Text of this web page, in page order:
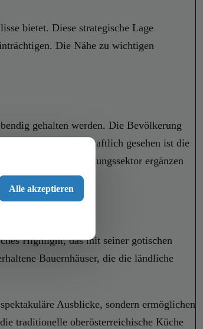
bietet. Diese strategische Lage
Die Nähe zu wichtigen
gehalten werden. Die Bevölkerung
zu stärken. Wirtschaftlich gesehen ist die
und Dienstleistungssektor ergänzen
Highlight, das mit seiner gotischen
Bauernhäuser, die die ländliche
Ausblicke, sondern ermöglichen
traditionelle oberösterreichische Küche
Alle akzeptieren